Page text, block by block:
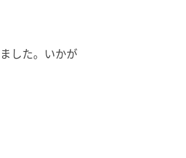
した。いかが